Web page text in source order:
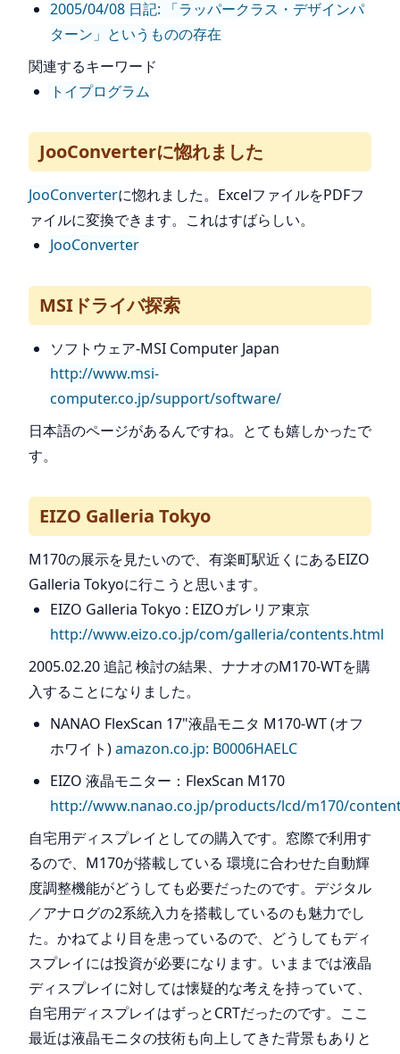
2005/04/08 日記: 「ラッパークラス・デザインパ
ターン」というものの存在
関連するキーワード
トイプログラム
JooConverterに惚れました
JooConverterに惚れました。ExcelファイルをPDFフ
ァイルに変換できます。これはすばらしい。
JooConverter
MSIドライバ探索
ソフトウェア-MSI Computer Japan
http://www.msi-
computer.co.jp/support/software/
日本語のページがあるんですね。とても嬉しかったで
す。
EIZO Galleria Tokyo
M170の展示を見たいので、有楽町駅近くにあるEIZO
Galleria Tokyoに行こうと思います。
EIZO Galleria Tokyo : EIZOガレリア東京
http://www.eizo.co.jp/com/galleria/contents.html
2005.02.20 追記 検討の結果、ナナオのM170-WTを購
入することになりました。
NANAO FlexScan 17"液晶モニタ M170-WT (オフ
ホワイト)amazon.co.jp: B0006HAELC
EIZO 液晶モニター：FlexScan M170
http://www.nanao.co.jp/products/lcd/m170/
自宅用ディスプレイとしての購入です。窓際で利用す
るので、M170が搭載している 環境に合わせた自動輝
度調整機能がどうしても必要だったのです。デジタル
／アナログの2系統入力を搭載しているのも魅力でし
た。かねてより目を患っているので、どうしてもディ
スプレイには投資が必要になります。いままでは液晶
ディスプレイに対しては懐疑的な考えを持っていて、
自宅用ディスプレイはずっとCRTだったのです。ここ
最近は液晶モニタの技術も向上してきた背景もありと